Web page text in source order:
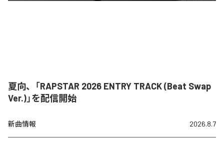
夏向、「RAPSTAR 2026 ENTRY TRACK (Beat Swap
Ver.)」を配信開始
新曲情報 2026.8.7